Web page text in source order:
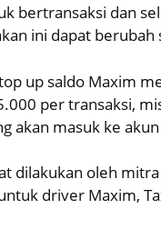
bertransaksi dan
ini dapat berubah
up saldo Maxim
per transaksi,
akan masuk ke
dilakukan oleh
driver Maxim,